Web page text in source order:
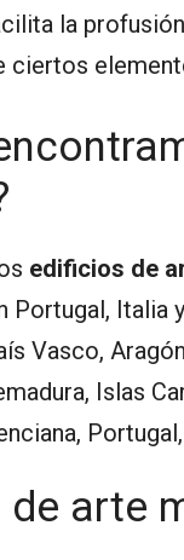
la
ciertos
edificios de
Portugal, Italia
Vasco,
Islas
arte